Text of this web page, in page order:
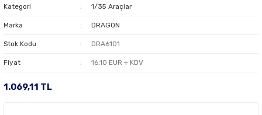
Kategori 1/35 Araçlar
Marka DRAGON
Stok Kodu DRA6101
Fiyat 16,10 EUR + KDV
1.069,11 TL